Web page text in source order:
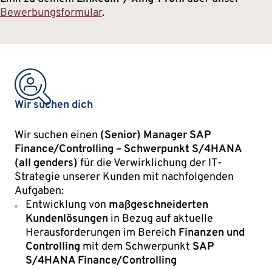
Bewerbungsformular.
Wir suchen dich
Wir suchen einen (Senior) Manager SAP
Finance/Controlling – Schwerpunkt S/4HANA
(all genders) für die Verwirklichung der IT-
Strategie unserer Kunden mit nachfolgenden
Aufgaben:
Entwicklung von maßgeschneiderten
Kundenlösungen in Bezug auf aktuelle
Herausforderungen im Bereich Finanzen und
Controlling mit dem Schwerpunkt SAP
S/4HANA Finance/Controlling